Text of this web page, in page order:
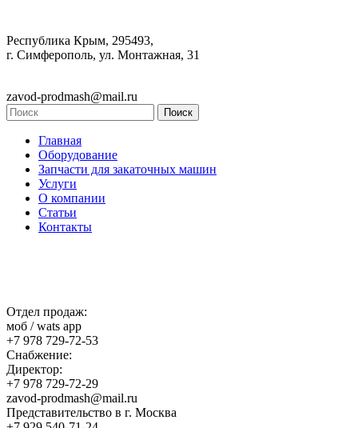
Республика Крым, 295493,
г. Симферополь, ул. Монтажная, 31
zavod-prodmash@mail.ru
Главная
Оборудование
Запчасти для закаточных машин
Услуги
О компании
Статьи
Контакты
Отдел продаж:
моб / wats app
+7 978 729-72-53
Снабжение:
Директор:
+7 978 729-72-29
zavod-prodmash@mail.ru
Представительство в г. Москва